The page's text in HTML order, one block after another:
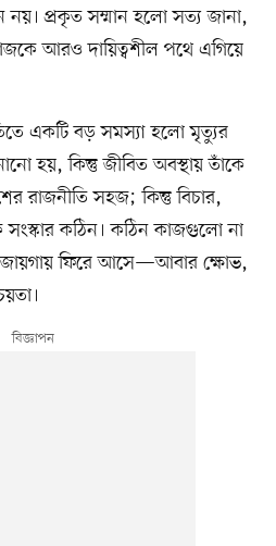
নয়। প্রকৃত সম্মান হলো সত্য জানা,
আরও দায়িত্বশীল পথে এগিয়ে
একটি বড় সমস্যা হলো মৃত্যুর
হয়, কিন্তু জীবিত অবস্থায় তাঁকে
রাজনীতি সহজ; কিন্তু বিচার,
সংস্কার কঠিন। কঠিন কাজগুলো না
ফিরে আসে—আবার ক্ষোভ,